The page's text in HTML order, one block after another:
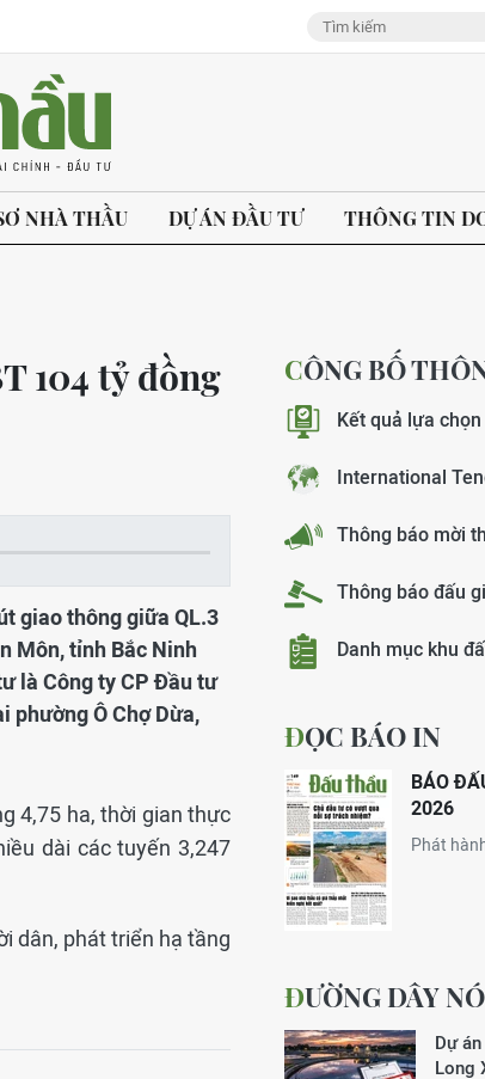
NHÀ THẦU DỰ ÁN ĐẦU TƯ THÔNG TIN
104 tỷ đồng
giao thông giữa QL.3
Môn, tỉnh Bắc Ninh
là Công ty CP Đầu tư
phường Ô Chợ Dừa,
4,75 ha, thời gian thực
dài các tuyến 3,247
dân, phát triển hạ tầng
CÔNG BỐ
Kết quả lựa
International
Thông báo mời
Thông báo đấu
Danh mục khu
ĐỌC BÁO IN
BÁO
2026
Phát
ĐƯỜNG DÂY
Dự
Long